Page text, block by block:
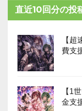
直近10回分の投
【
費支
【1
金支